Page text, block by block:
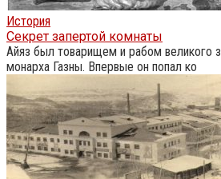
История
Секрет запертой комнаты
Айяз был товарищем и рабом великого
монарха Газны. Впервые он попал ко